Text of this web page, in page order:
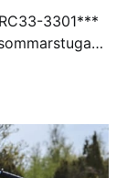
3301***
intresserad.
bod i